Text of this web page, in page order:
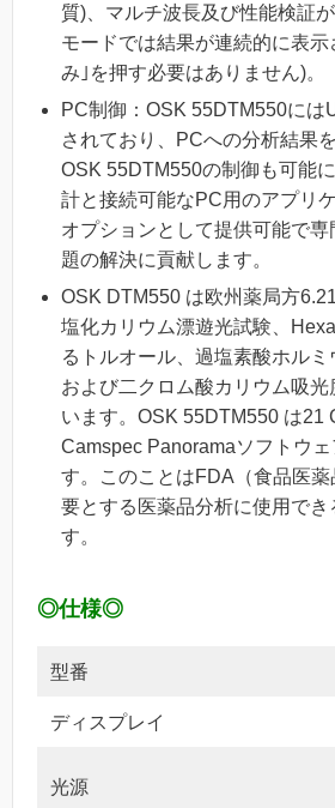
質)、マルチ波長及び性能検証
モードでは結果が連続的に表
み｣を押す必要はありません)。
PC制御：OSK 55DTM550には
されており、PCへの分析結果
OSK 55DTM550の制御も可能
計と接続可能なPC用のアプリ
オプションとして提供可能で
題の解決に貢献します。
OSK DTM550 は欧州薬局方
塩化カリウム漂遊光試験、
るトルオール、過塩素酸ホル
および二クロム酸カリウム吸光
います。OSK 55DTM550 は21
Camspec Panoramaソフトウェ
す。このことはFDA（食品医
要とする医薬品分析に使用でき
す。
◎仕様◎
型番
ディスプレイ
光源